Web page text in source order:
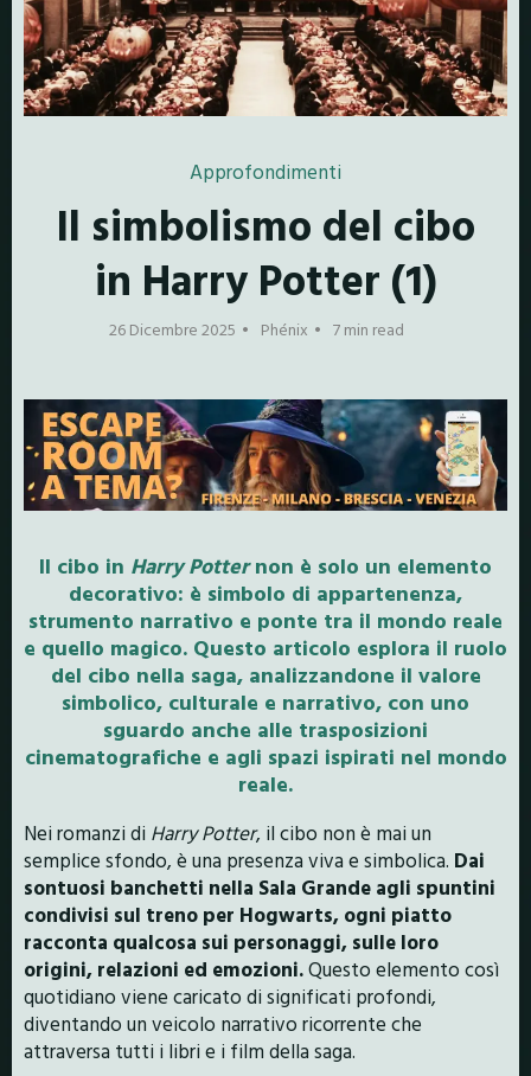
Approfondimenti
Il simbolismo del cibo
in Harry Potter (1)
26 Dicembre 2025 Phénix 7 min read
Il cibo in Harry Potternon è solo un elemento
decorativo: è simbolo di appartenenza,
strumento narrativo e ponte tra il mondo reale
e quello magico. Questo articolo esplora il ruolo
del cibo nella saga, analizzandone il valore
simbolico, culturale e narrativo, con uno
sguardo anche alle trasposizioni
cinematografiche e agli spazi ispirati nel mondo
reale.
Nei romanzi di Harry Potter, il cibo non è mai un
semplice sfondo, è una presenza viva e simbolica. Dai
sontuosi banchetti nella Sala Grande agli spuntini
condivisi sul treno per Hogwarts, ogni piatto
racconta qualcosa sui personaggi, sulle loro
origini, relazioni ed emozioni.Questo elemento così
quotidiano viene caricato di significati profondi,
diventando un veicolo narrativo ricorrente che
attraversa tutti i libri e i film della saga.